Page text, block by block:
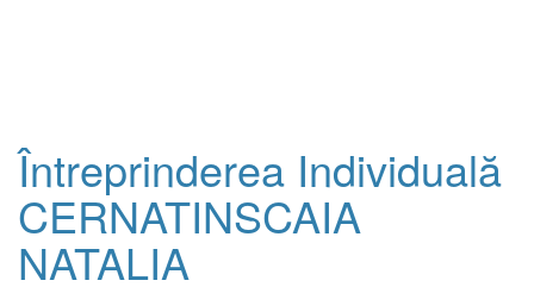
Întreprinderea Individuală
CERNATINSCAIA
NATALIA